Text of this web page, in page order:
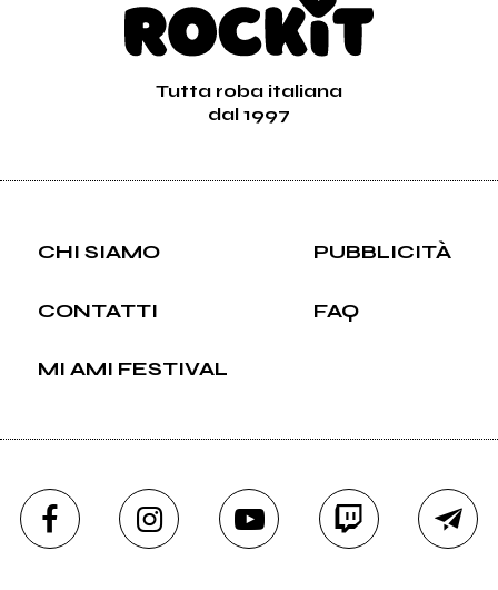
Tutta roba italiana
dal 1997
CHI SIAMO PUBBLICITÀ
CONTATTI FAQ
MI AMI FESTIVAL